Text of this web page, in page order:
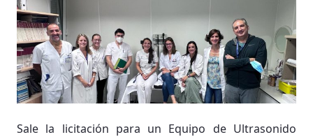
Sale la licitación para un Equipo de Ultrasonido